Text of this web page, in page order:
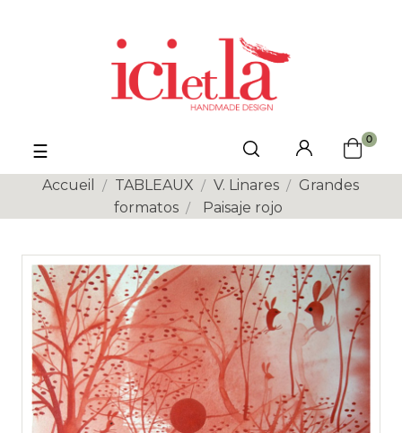
Basculer
la
navigation
☰
0
Accueil TABLEAUX V. Linares
Grandes
formatos
Paisaje rojo